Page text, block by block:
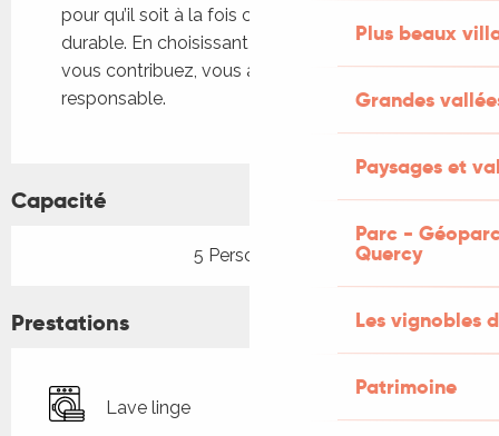
Plus beaux
Grandes
Paysages et
Parc -
Quercy
Les vignobles
Patrimoine
pour qu’il soit à la fois confortable, autonome et
durable. En choisissant notre hébergement,
vous contribuez, vous aussi, à un voyage plus
responsable.
Capacité
5 Personne(s)
Prestations
Lave linge